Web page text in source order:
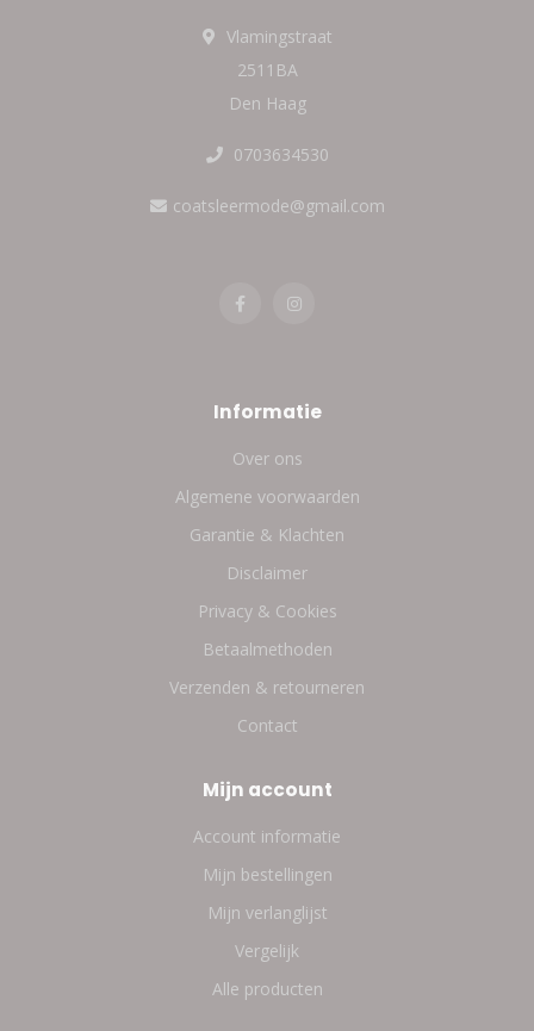
Vlamingstraat
2511BA
Den Haag
0703634530
coatsleermode@gmail.com
Informatie
Over ons
Algemene voorwaarden
Garantie & Klachten
Disclaimer
Privacy & Cookies
Betaalmethoden
Verzenden & retourneren
Contact
Mijn account
Account informatie
Mijn bestellingen
Mijn verlanglijst
Vergelijk
Alle producten